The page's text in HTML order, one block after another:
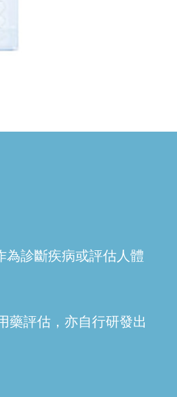
為診斷疾病或評估人體
藥評估，亦自行研發出